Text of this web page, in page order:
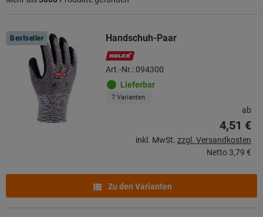
Produkte
Bestseller Handschuh-Paar
Art.-Nr.: 094300
Lieferbar
7 Varianten
ab
4,51 €
inkl. MwSt. zzgl. Versandkosten
Netto 3,79 €
Zu den Varianten